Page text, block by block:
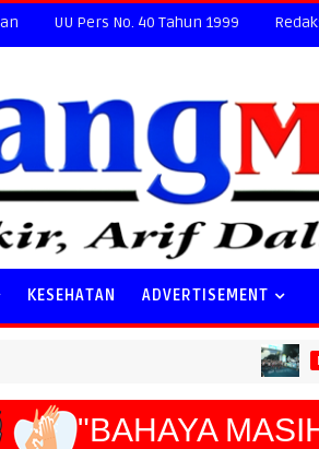
UU Pers No. 40 Tahun 1999
KESEHATAN ADVERTISEMENT
NASIONAL
"BAHAYA MASIH